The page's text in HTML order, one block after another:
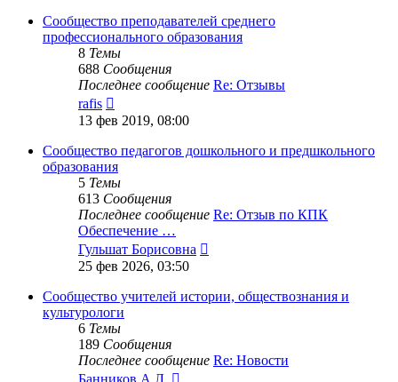
сообщению
Сообщество преподавателей среднего
профессионального образования
8 Темы
688 Сообщения
Последнее сообщение Re: Отзывы
rafis
к
последнему
сообщению
13 фев 2019, 08:00
Сообщество педагогов дошкольного и предшкольного
образования
5 Темы
613 Сообщения
Последнее сообщение Re: Отзыв по КПК
Обеспечение …
Гульшат Борисовна
сообщению
25 фев 2026, 03:50
Сообщество учителей истории, обществознания и
культурологи
6 Темы
189 Сообщения
Последнее сообщение Re: Новости